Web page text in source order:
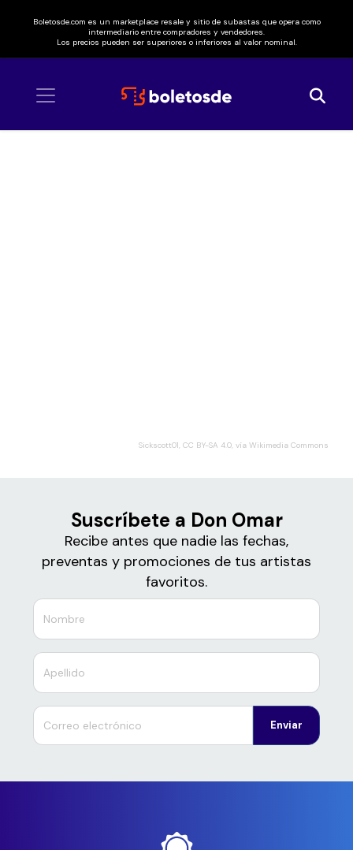
Boletosde.com es un marketplace resale y sitio de subastas que opera como
intermediario entre compradores y vendedores.
Los precios pueden ser superiores o inferiores al valor nominal.
Sickscott01, CC BY-SA 4.0, vía Wikimedia Commons
Suscríbete a Don Omar
Recibe antes que nadie las fechas,
preventas y promociones de tus artistas
favoritos.
Enviar